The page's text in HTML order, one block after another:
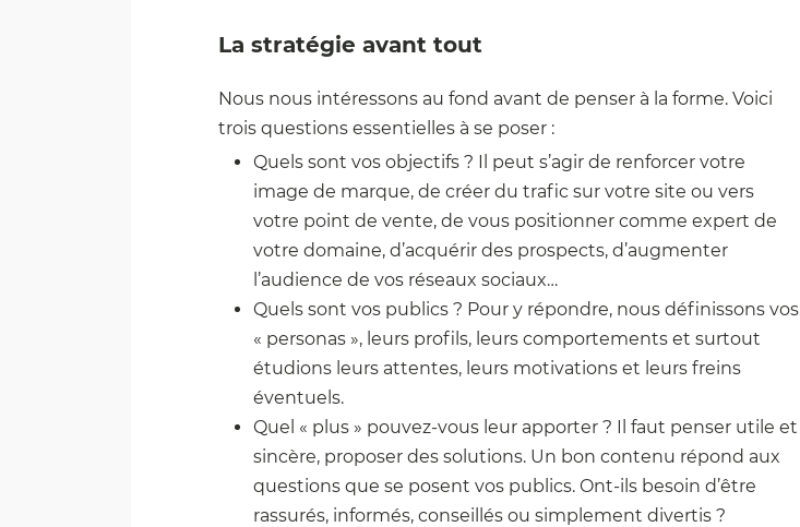
La stratégie avant tout
Nous nous intéressons au fond avant de penser à la forme. Voici
trois questions essentielles à se poser :
Quels sont vos objectifs ? Il peut s’agir de renforcer votre
image de marque, de créer du trafic sur votre site ou vers
votre point de vente, de vous positionner comme expert de
votre domaine, d’acquérir des prospects, d’augmenter
l’audience de vos réseaux sociaux…
Quels sont vos publics ? Pour y répondre, nous définissons vos
« personas », leurs profils, leurs comportements et surtout
étudions leurs attentes, leurs motivations et leurs freins
éventuels.
Quel « plus » pouvez-vous leur apporter ? Il faut penser utile et
sincère, proposer des solutions. Un bon contenu répond aux
questions que se posent vos publics. Ont-ils besoin d’être
rassurés, informés, conseillés ou simplement divertis ?